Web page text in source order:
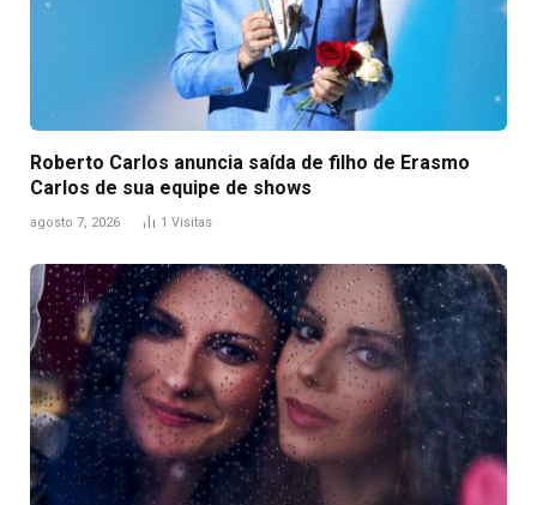
Roberto Carlos anuncia saída de filho de Erasmo
Carlos de sua equipe de shows
agosto 7, 2026 1 Visitas